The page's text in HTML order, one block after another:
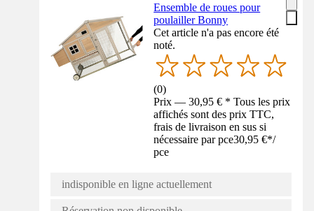
Ensemble de roues pour
poulailler Bonny
Cet article n'a pas encore été
noté.
(0)
Prix — 30,95 € * Tous les prix
affichés sont des prix TTC,
frais de livraison en sus si
nécessaire par pce30,95 €*/
pce
indisponible en ligne actuellement